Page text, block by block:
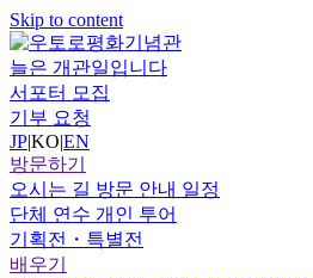
Skip to content
늘은 개관일입니다
서포터 모집
기부 요청
JP|KO|EN
방문하기
오시는 길 방문 안내 일정
단체 연수 개인 투어
기획전・특별전
배우기